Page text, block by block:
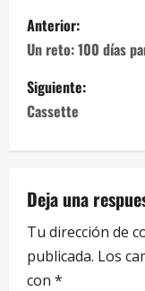
Anterior:
Un reto: 100 días
Siguiente:
Cassette
Deja una
Tu dirección de
publicada. Los
con *